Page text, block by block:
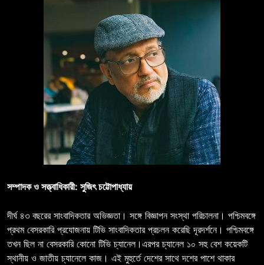
সম্পাদক ও সত্ত্বাধিকারী: সুজিৎ চট্টোপাধ্যায়
দীর্ঘ ৪৩ বছরের সাংবাদিকতার অভিজ্ঞতা। সঙ্গে বিজ্ঞাপন সংস্থা পরিচালনা। পশ্চিমবঙ্গে
প্রথম বেসরকারি প্রযোজনায় টিভি সাংবাদিকতার প্রচলন করেছি দূরদর্শনে। পশ্চিমবঙ্গে
তখন ছিল না বেসরকারি কোনো টিভি চ্যানেল।এরপর চ্যানেল ১০ সহু বেশ কয়েকটি
স্থানীয় ও জাতীয় চ্যানেলে কাজ। এই মুহুর্তে দেশের সাথে দশের পাশে থাকার